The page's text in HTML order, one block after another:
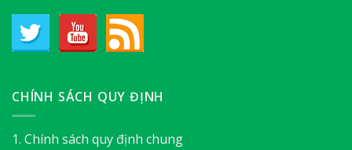
CHÍNH SÁCH QUY ĐỊNH
1. Chính sách quy định chung